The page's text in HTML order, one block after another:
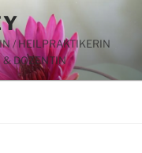
/ HEILPRAKTIKERIN
& DOZENTIN